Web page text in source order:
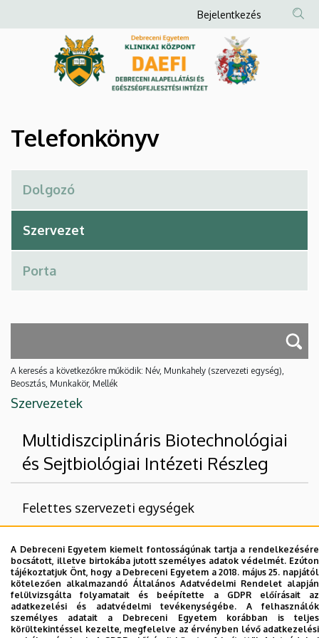
Debreceni
és
Egészségfejlesztési
Intézet
a
Anonim
Felhasználói
fiók
menüje
Bejelentkezés
Telefonkönyv
A keresés a következőkre működik: Név, Munkahely (szervezeti egység),
Beosztás, Munkakör, Mellék
Szervezetek
Multidiszciplináris Biotechnológiai
és Sejtbiológiai Intézeti Részleg
Felettes szervezeti egységek
Természettudományi és Technológiai Kar
Biotechnológiai Intézet
Nincs találat.
A Debreceni Egyetem kiemelt fontosságúnak tartja a rendelkezésére
bocsátott, illetve birtokába jutott személyes adatok védelmét. Ezúton
tájékoztatjuk Önt, hogy a Debreceni Egyetem a 2018. május 25. napjától
kötelezően alkalmazandó Általános Adatvédelmi Rendelet alapján
felülvizsgálta folyamatait és beépítette a GDPR előírásait az
adatkezelési és adatvédelmi tevékenységébe. A felhasználók
személyes adatait a Debreceni Egyetem korábban is teljes
körültekintéssel kezelte, megfelelve az érvényben lévő adatkezelési